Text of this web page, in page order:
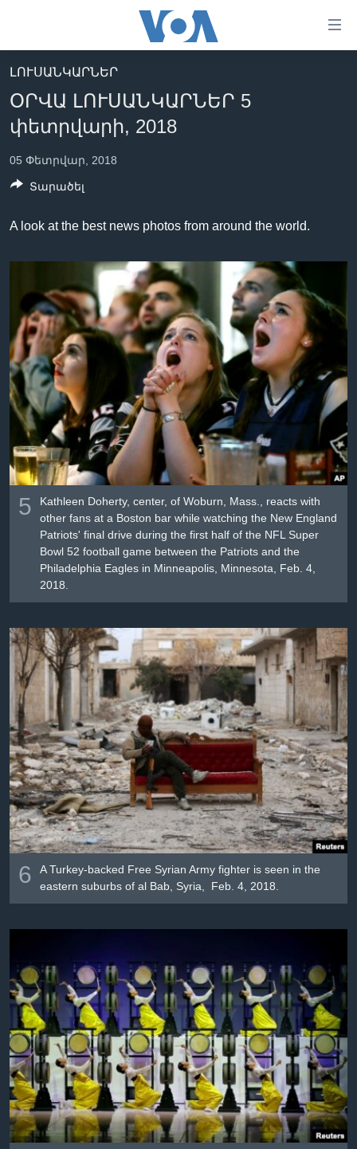
հիմնական
բովանդակությանը
անցնել
հիմնական
բովանդակությանը
բովանդակություն
ԼՈՒՐԵՐ
ՍՓՅՈՒՌՔ
ՏԵՍԱՆՅՈՒԹԵՐ
ՖԻԼՄԵՐ
ՄԵՐ ՄԱՍԻՆ
«ԱՄԵՐԻԿԱՅԻ ՁԱՅՆ»-Ի ԿԱՆՈՆԱԴՐՈՒԹՅՈՒՆ
ԿԱՊ ՄԵԶ ՀԵՏ
Learning English
ՀԵՏԵՒԵՔ ՄԵԶ
Լեզուներ
ԼՈՒՍԱՆԿԱՐՆԵՐ
ՕՐՎԱ ԼՈՒՍԱՆԿԱՐՆԵՐ 5
փետրվարի, 2018
05 Փետրվար, 2018
A look at the best news photos from around the world.
5
Kathleen Doherty, center, of Woburn, Mass., reacts with
other fans at a Boston bar while watching the New England
Patriots' final drive during the first half of the NFL Super
Bowl 52 football game between the Patriots and the
Philadelphia Eagles in Minneapolis, Minnesota, Feb. 4,
2018.
6
A Turkey-backed Free Syrian Army fighter is seen in the
eastern suburbs of al Bab, Syria, Feb. 4, 2018.
Տարածել